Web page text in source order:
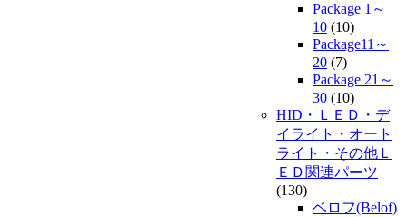
Package 1～
10 (10)
Package11～
20 (7)
Package 21～
30 (10)
HID・ＬＥＤ・デ
イライト・オート
ライト・その他Ｌ
ＥＤ関連パーツ
(130)
ベロフ(Belof)